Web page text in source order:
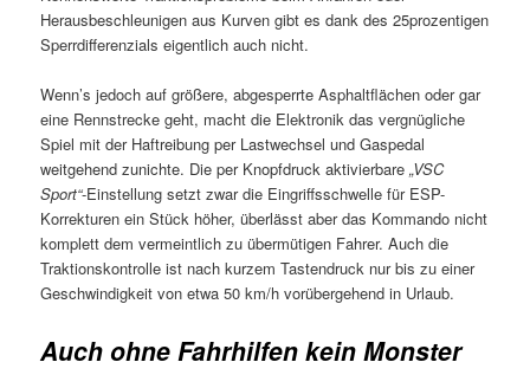
Herausbeschleunigen aus Kurven gibt es dank des 25prozentigen
Sperrdifferenzials eigentlich auch nicht.
Wenn’s jedoch auf größere, abgesperrte Asphaltflächen oder gar
eine Rennstrecke geht, macht die Elektronik das vergnügliche
Spiel mit der Haftreibung per Lastwechsel und Gaspedal
weitgehend zunichte. Die per Knopfdruck aktivierbare„VSC
Sport“-Einstellung setzt zwar die Eingriffsschwelle für ESP-
Korrekturen ein Stück höher, überlässt aber das Kommando nicht
komplett dem vermeintlich zu übermütigen Fahrer. Auch die
Traktionskontrolle ist nach kurzem Tastendruck nur bis zu einer
Geschwindigkeit von etwa 50 km/h vorübergehend in Urlaub.
Auch ohne Fahrhilfen kein Monster